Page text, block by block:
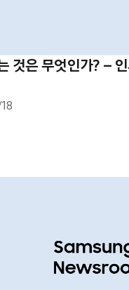
것은 무엇인가? – 인